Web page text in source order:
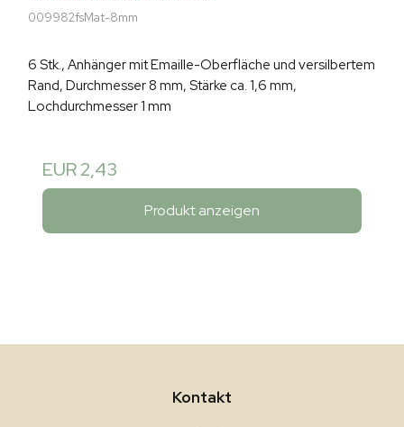
009982fsMat-8mm
6 Stk., Anhänger mit Emaille-Oberfläche und versilbertem
Rand, Durchmesser 8 mm, Stärke ca. 1,6 mm,
Lochdurchmesser 1 mm
EUR 2,43
Produkt anzeigen
Kontakt